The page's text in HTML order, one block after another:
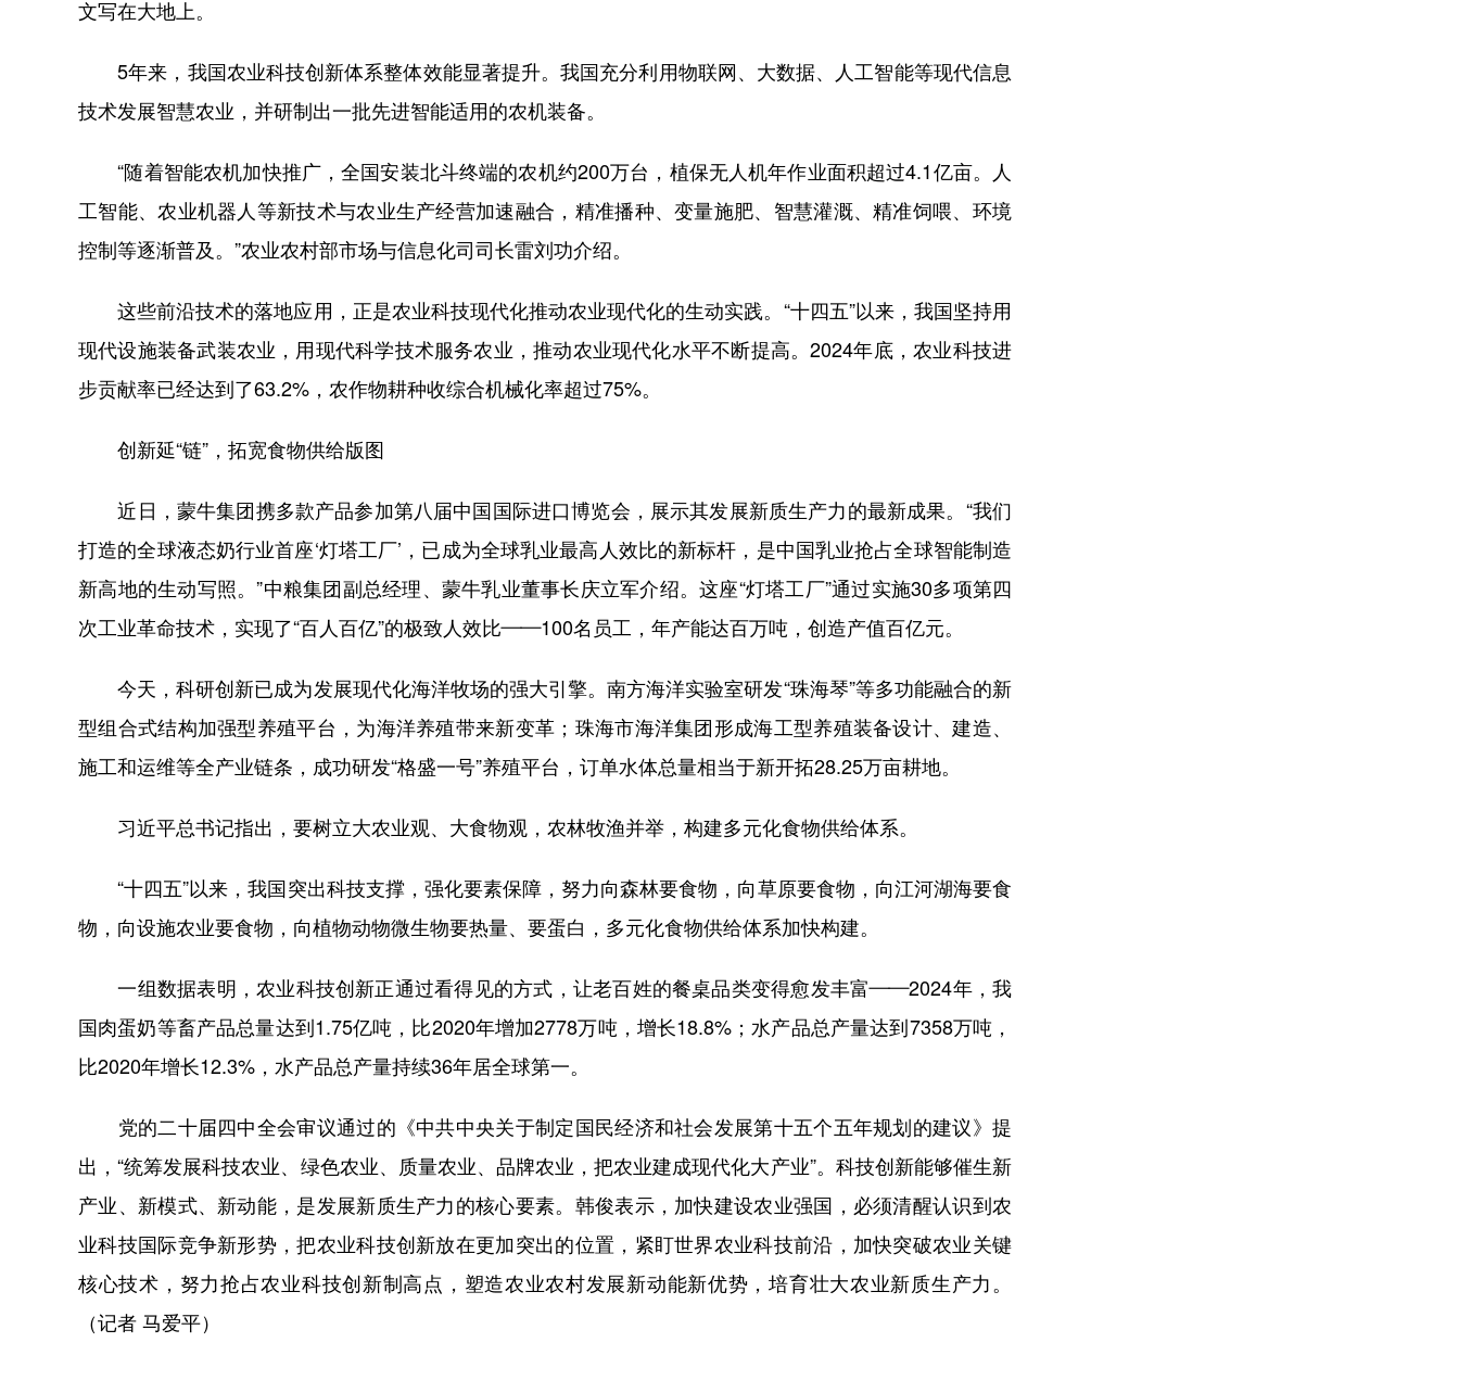
文写在大地上。
5年来，我国农业科技创新体系整体效能显著提升。我国充分利用物联网、大数据、人工智能等现代信息
技术发展智慧农业，并研制出一批先进智能适用的农机装备。
“随着智能农机加快推广，全国安装北斗终端的农机约200万台，植保无人机年作业面积超过4.1亿亩。人
工智能、农业机器人等新技术与农业生产经营加速融合，精准播种、变量施肥、智慧灌溉、精准饲喂、环境
控制等逐渐普及。”农业农村部市场与信息化司司长雷刘功介绍。
这些前沿技术的落地应用，正是农业科技现代化推动农业现代化的生动实践。“十四五”以来，我国坚持用
现代设施装备武装农业，用现代科学技术服务农业，推动农业现代化水平不断提高。2024年底，农业科技进
步贡献率已经达到了63.2%，农作物耕种收综合机械化率超过75%。
创新延“链”，拓宽食物供给版图
近日，蒙牛集团携多款产品参加第八届中国国际进口博览会，展示其发展新质生产力的最新成果。“我们
打造的全球液态奶行业首座‘灯塔工厂’，已成为全球乳业最高人效比的新标杆，是中国乳业抢占全球智能制造
新高地的生动写照。”中粮集团副总经理、蒙牛乳业董事长庆立军介绍。这座“灯塔工厂”通过实施30多项第四
次工业革命技术，实现了“百人百亿”的极致人效比——100名员工，年产能达百万吨，创造产值百亿元。
今天，科研创新已成为发展现代化海洋牧场的强大引擎。南方海洋实验室研发“珠海琴”等多功能融合的新
型组合式结构加强型养殖平台，为海洋养殖带来新变革；珠海市海洋集团形成海工型养殖装备设计、建造、
施工和运维等全产业链条，成功研发“格盛一号”养殖平台，订单水体总量相当于新开拓28.25万亩耕地。
习近平总书记指出，要树立大农业观、大食物观，农林牧渔并举，构建多元化食物供给体系。
“十四五”以来，我国突出科技支撑，强化要素保障，努力向森林要食物，向草原要食物，向江河湖海要食
物，向设施农业要食物，向植物动物微生物要热量、要蛋白，多元化食物供给体系加快构建。
一组数据表明，农业科技创新正通过看得见的方式，让老百姓的餐桌品类变得愈发丰富——2024年，我
国肉蛋奶等畜产品总量达到1.75亿吨，比2020年增加2778万吨，增长18.8%；水产品总产量达到7358万吨，
比2020年增长12.3%，水产品总产量持续36年居全球第一。
党的二十届四中全会审议通过的《中共中央关于制定国民经济和社会发展第十五个五年规划的建议》提
出，“统筹发展科技农业、绿色农业、质量农业、品牌农业，把农业建成现代化大产业”。科技创新能够催生新
产业、新模式、新动能，是发展新质生产力的核心要素。韩俊表示，加快建设农业强国，必须清醒认识到农
业科技国际竞争新形势，把农业科技创新放在更加突出的位置，紧盯世界农业科技前沿，加快突破农业关键
核心技术，努力抢占农业科技创新制高点，塑造农业农村发展新动能新优势，培育壮大农业新质生产力。
（记者 马爱平）